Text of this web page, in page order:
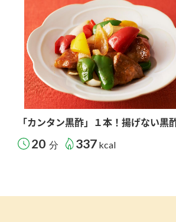
「カンタン黒酢」１本！揚げない黒
20 分 337 kcal